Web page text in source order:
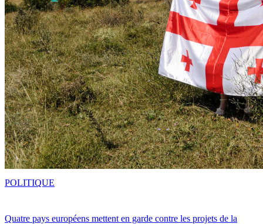
Quatre pays européens mettent en garde contre les projets de la
POLITIQUE